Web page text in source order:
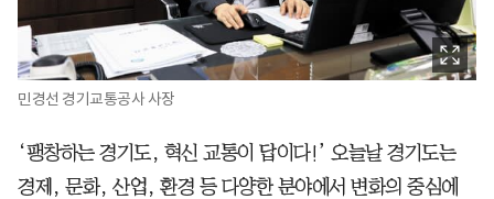
민경선 경기교통공사 사장
‘팽창하는 경기도, 혁신 교통이 답이다!’ 오늘날 경기도는
경제, 문화, 산업, 환경 등 다양한 분야에서 변화의 중심에